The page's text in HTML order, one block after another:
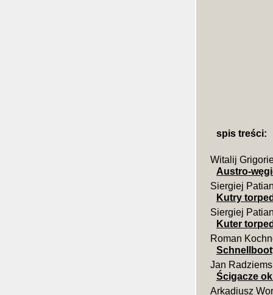
spis treści:
Witalij
Austro-
Siergiej
Kutry
Siergiej
Kuter
Roman
Jan
Ścigacze
Arkadiusz